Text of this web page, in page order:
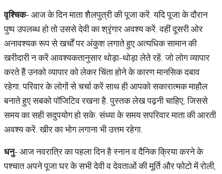
वृश्चिक- आज के दिन माता शैलपुत्री की पूजा करें. यदि पूजा के दौरान
पुष्प उपलब्ध हो तो उससे देवी का श्रृंगार अवश्य करें. वहीं दूसरी ओर
अनावश्यक रूप से खर्चों पर अंकुश लगाते हुए अत्यधिक सामान की
खरीदारी न करें आवश्यकतानुसार थोड़ा-थोड़ा लेते रहें. जो लोग व्यापार
करते हैं उनको व्यापार को लेकर चिंता होने के कारण मानसिक दबाव
रहेगा. परिवार के लोगों से चर्चा करें साथ ही आपको सकारात्मक माहौल
बनाते हुए सबको पॉजिटिव रखना है. पुस्तक लेख पढ़नी चाहिए, जिससे
समय का सही सदुपयोग हो सके. संध्या के समय सपरिवार माता की आरती
अवश्य करें. खीर का भोग लगाना भी उत्तम रहेगा.
धनु- आज नवरात्रि का पहला दिन है स्नान व दैनिक क्रिया करने के
पश्चात अपने पूजा घर के सभी देवी व देवताओं की मूर्ति और फोटो में रोली,